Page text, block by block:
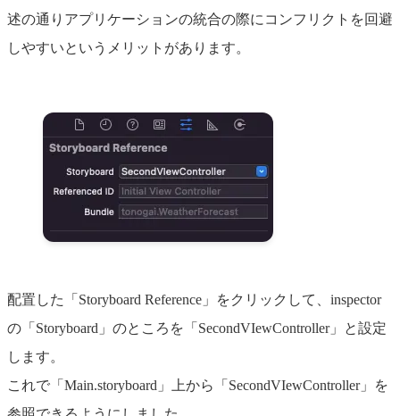
述の通りアプリケーションの統合の際にコンフリクトを回避
しやすいというメリットがあります。
配置した「Storyboard Reference」をクリックして、inspector
の「Storyboard」のところを「SecondVIewController」と設定
します。
これで「Main.storyboard」上から「SecondVIewController」を